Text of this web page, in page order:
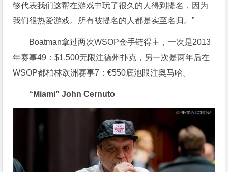
够代表我们这帮在游戏中玩了很久的人得到提名，因为
我们很热爱游戏。所有被提名的人都是实至名归。”
Boatman拿过两次WSOP金手链得主，一次是2013
年赛事49：$1,500无限注德州扑克，另一次是两年后在
WSOP都柏林欧洲赛事7：€550底池限注奥马哈。
“Miami” John Cernuto